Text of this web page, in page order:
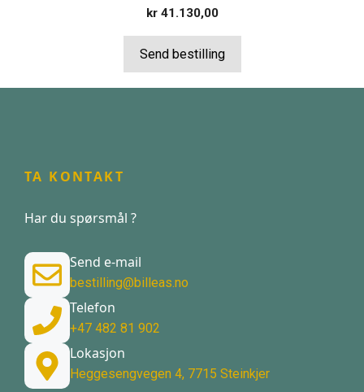
kr41.130,00
Send bestilling
TA KONTAKT
Har du spørsmål ?
Send e-mail
bestilling@billeas.no
Telefon
+47 482 81 902
Lokasjon
Heggesengvegen 4, 7715 Steinkjer